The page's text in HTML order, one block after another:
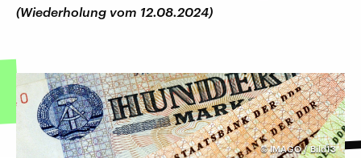
(Wiederholung vom 12.08.2024)
©IMAGO / Bild13